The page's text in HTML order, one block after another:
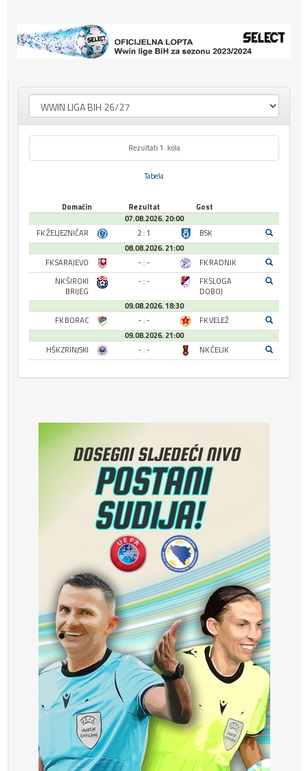
Rezultati 1. kola
Tabela
Domaćin Rezultat
Gost
07.08.2026. 20:00
FK ŽELJEZNIČAR
2 : 1
BSK
08.08.2026. 21:00
FK SARAJEVO
- : -
FK RADNIK
NK ŠIROKI
BRIJEG
- : -
FK SLOGA
DOBOJ
09.08.2026. 18:30
FK BORAC
- : -
FK VELEŽ
09.08.2026. 21:00
HŠK ZRINJSKI
- : - NK ČELIK